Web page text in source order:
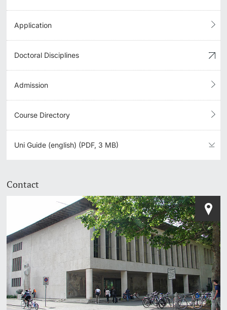
Application
Doctoral Disciplines
Admission
Course Directory
Uni Guide (english) (PDF, 3 MB)
Contact